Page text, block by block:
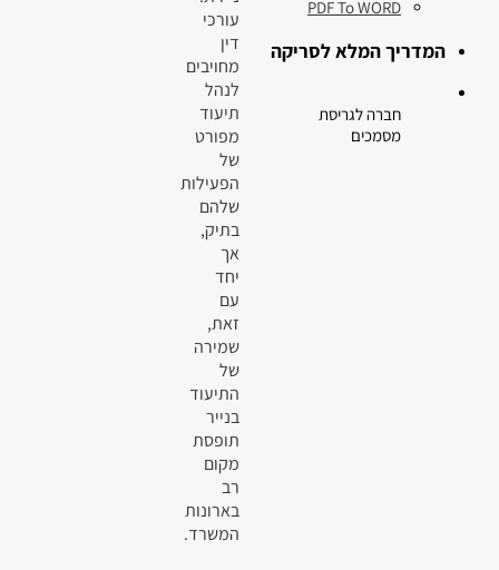
עורכי
דין
מחויבים
לנהל
תיעוד
מפורט
של
הפעילות
שלהם
בתיק,
אך
יחד
עם
זאת,
שמירה
של
התיעוד
בנייר
תופסת
מקום
רב
בארונות
המשרד.
PDF To WORD
המדריך המלא לסריקה
חברה לגריסת
מסמכים